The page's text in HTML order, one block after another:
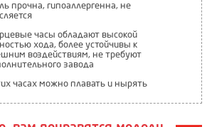
прочна, гипоаллергенна, не
часы обладают высокой
хода, более устойчивы к
воздействиям, не требуют
завода
часах можно плавать и нырять